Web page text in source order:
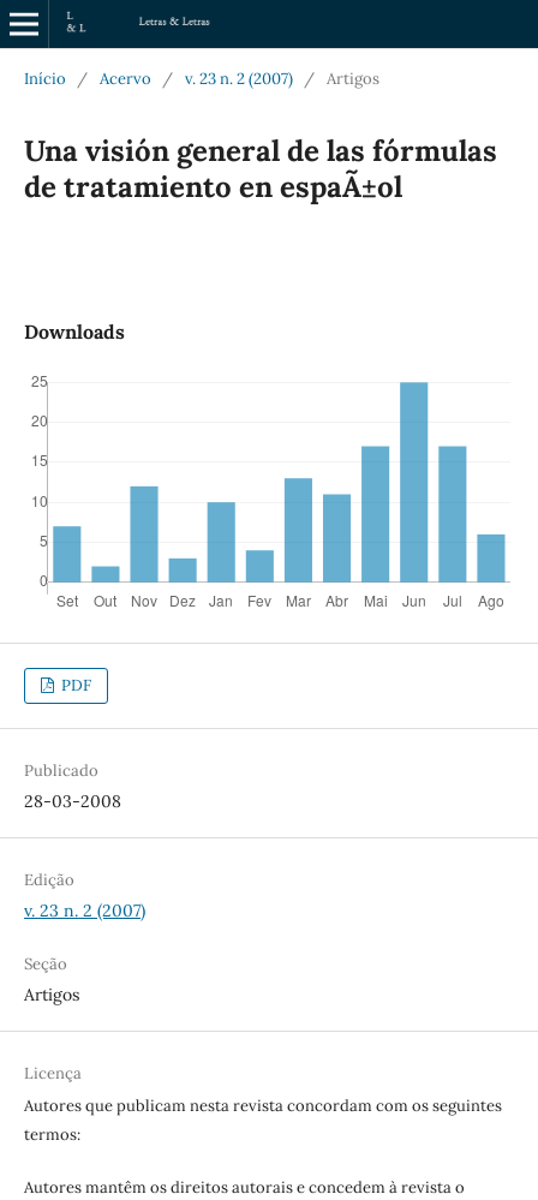
Início / Acervo / v. 23 n. 2 (2007) / Artigos
Una visión general de las fórmulas
de tratamiento en espaÃ±ol
Downloads
PDF
Publicado
28-03-2008
Edição
v. 23 n. 2 (2007)
Seção
Artigos
Licença
Autores que publicam nesta revista concordam com os seguintes
termos:
Autores mantêm os direitos autorais e concedem à revista o